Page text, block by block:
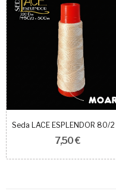
7,50 €